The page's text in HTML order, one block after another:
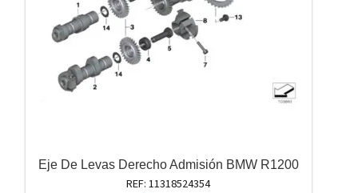
Eje De Levas Derecho Admisión BMW R1200
REF: 11318524354